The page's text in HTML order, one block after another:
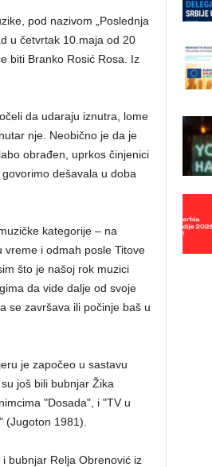
pod nazivom „Poslednja
u četvrtak 10.maja od 20
biti Branko Rosić Rosa. Iz
da udaraju iznutra, lome
nje. Neobično je da je
obrađen, uprkos činjenici
dešavala u doba
kategorije – na
vreme i odmah posle Titove
što je našoj rok muzici
da vide dalje od svoje
se završava ili počinje baš u
je započeo u sastavu
još bili bubnjar Žika
"Dosada", i "TV u
(Jugoton 1981).
bubnjar Relja Obrenović iz